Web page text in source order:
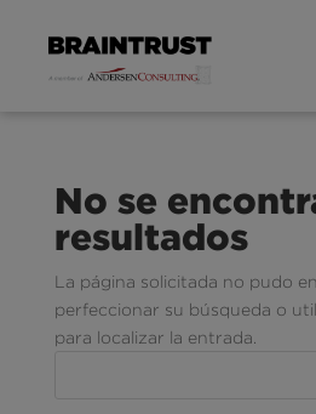
No se
resultados
La página solicitada no pudo
perfeccionar su búsqueda o
para localizar la entrada.